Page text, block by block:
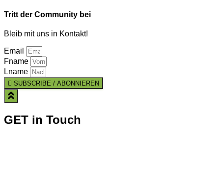
Tritt der Community bei
Bleib mit uns in Kontakt!
Email
Fname
Lname
SUBSCRIBE / ABONNIEREN
GET in Touch